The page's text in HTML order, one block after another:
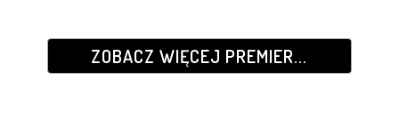
ZOBACZ WIĘCEJ PREMIER...